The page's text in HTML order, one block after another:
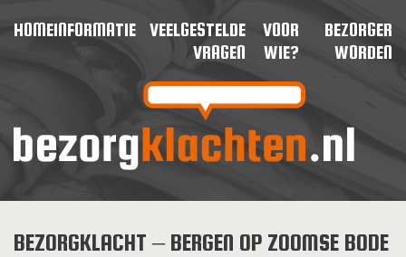
HOMEINFORMATIE
VEELGESTELDE
VRAGEN
VOOR
WIE?
BEZORGER
WORDEN
BEZORGKLACHT – BERGEN OP ZOOMSE BODE